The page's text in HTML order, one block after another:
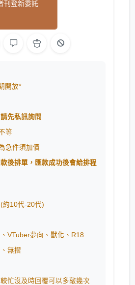
シニ (0)
開放*
先私訊詢問
等
急件須加價
後排單，匯款成功後會給排程
約10代-20代)
VTuber夢向、獸化、R18
無摺
忙沒及時回覆可以多敲幾次
刊登新委託